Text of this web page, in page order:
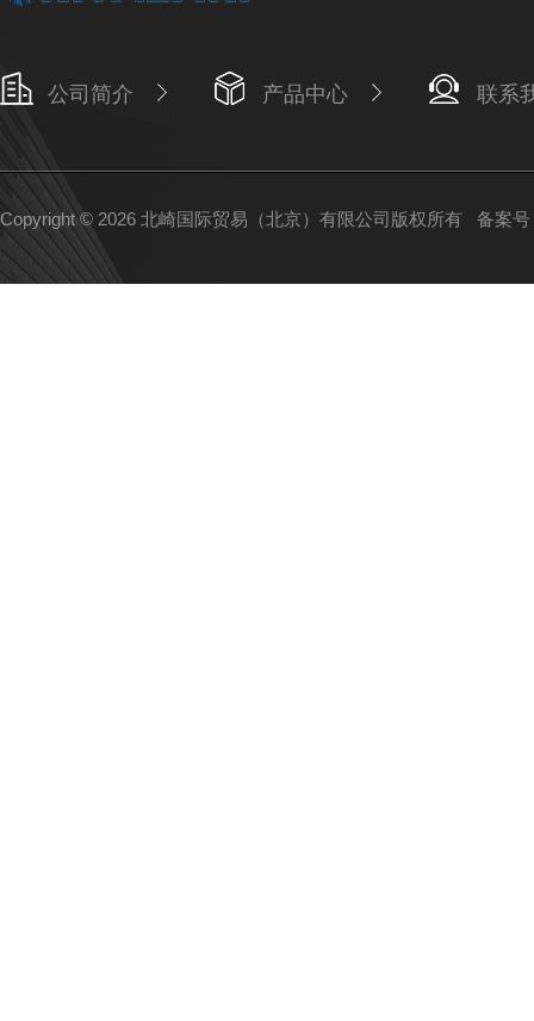
公司简介 产品中心 联系
Copyright © 2026 北崎国际贸易（北京）有限公司版权所有 备案号